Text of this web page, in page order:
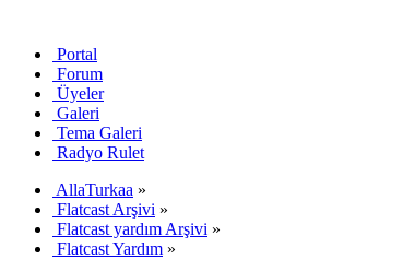
Portal
Forum
Üyeler
Galeri
Tema Galeri
Radyo Rulet
AllaTurkaa »
Flatcast Arşivi »
Flatcast yardım Arşivi »
Flatcast Yardım »